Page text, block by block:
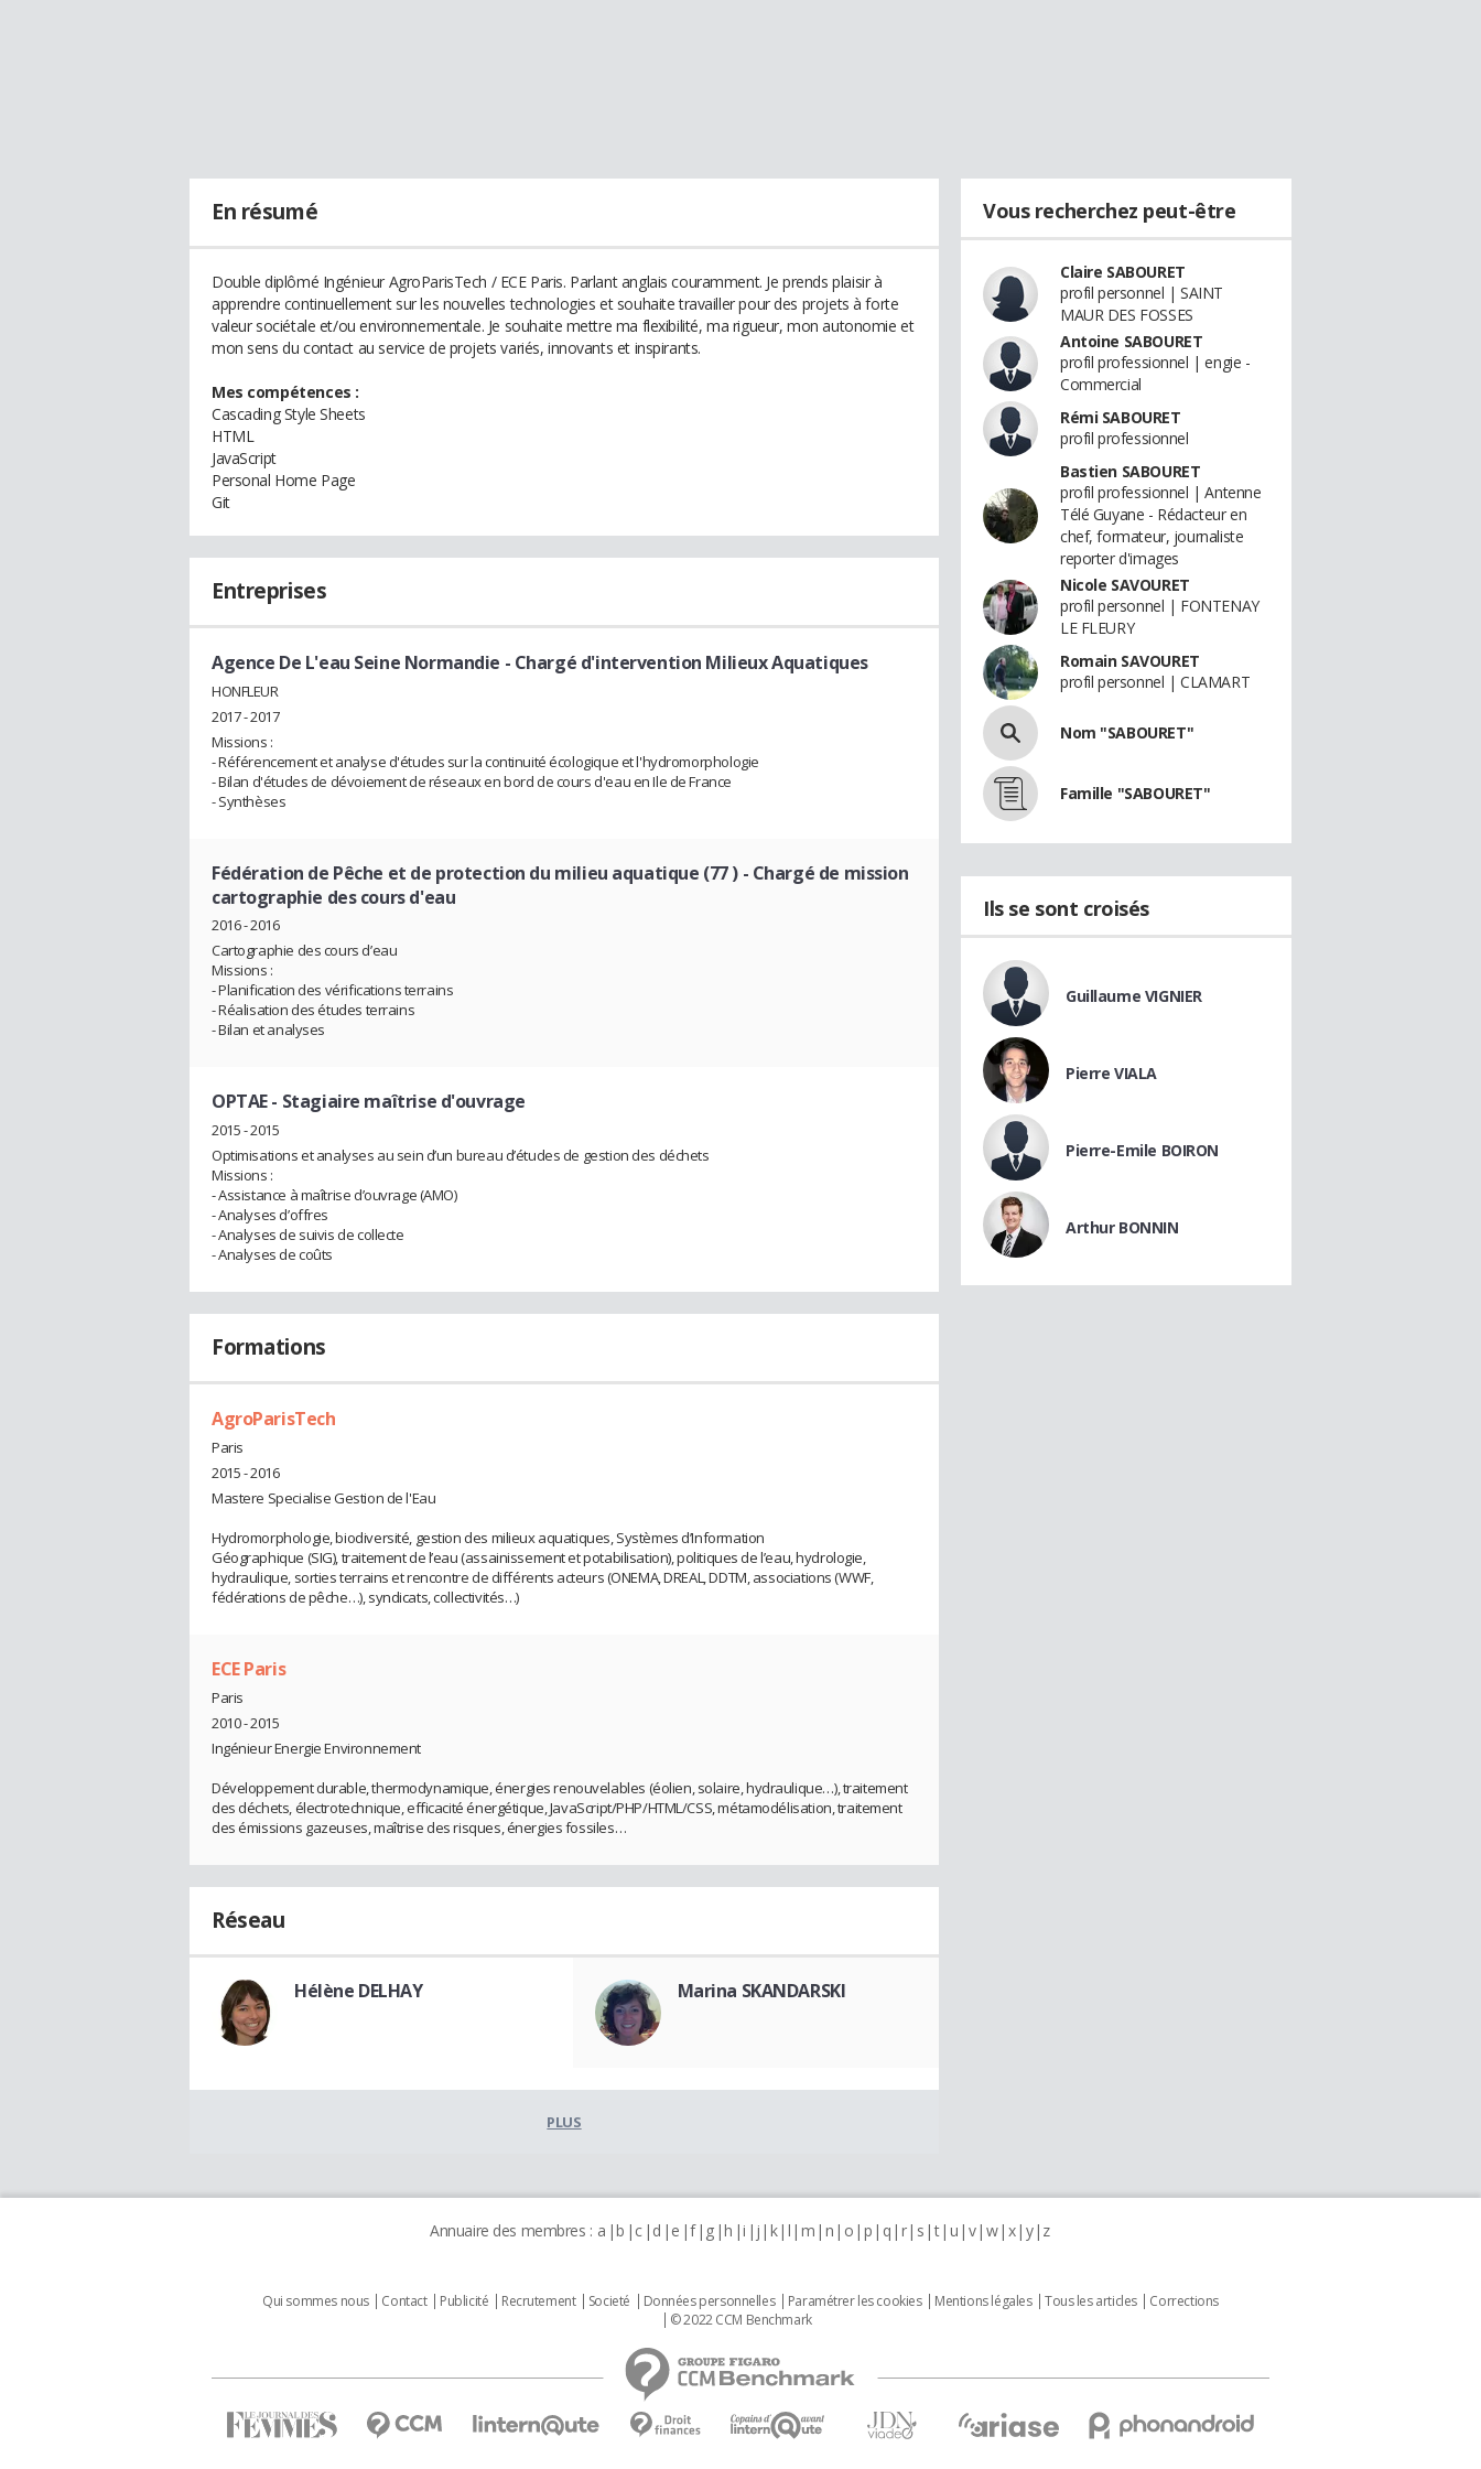
En résumé
Double diplômé Ingénieur AgroParisTech / ECE Paris. Parlant anglais couramment. Je prends plaisir à
apprendre continuellement sur les nouvelles technologies et souhaite travailler pour des projets à forte
valeur sociétale et/ou environnementale. Je souhaite mettre ma flexibilité, ma rigueur, mon autonomie et
mon sens du contact au service de projets variés, innovants et inspirants.
Mes compétences :
Cascading Style Sheets
HTML
JavaScript
Personal Home Page
Git
Entreprises
Agence De L'eau Seine Normandie - Chargé d'intervention Milieux Aquatiques
HONFLEUR
2017 - 2017
Missions :
- Référencement et analyse d'études sur la continuité écologique et l'hydromorphologie
- Bilan d'études de dévoiement de réseaux en bord de cours d'eau en Ile de France
- Synthèses
Fédération de Pêche et de protection du milieu aquatique (77 )- Chargé de mission
cartographie des cours d'eau
2016 - 2016
Cartographie des cours d’eau
Missions :
- Planification des vérifications terrains
- Réalisation des études terrains
- Bilan et analyses
OPTAE- Stagiaire maîtrise d'ouvrage
2015 - 2015
Optimisations et analyses au sein d’un bureau d’études de gestion des déchets
Missions :
- Assistance à maîtrise d’ouvrage (AMO)
- Analyses d’offres
- Analyses de suivis de collecte
- Analyses de coûts
Formations
AgroParisTech
Paris
2015 - 2016
Mastere Specialise Gestion de l'Eau
Hydromorphologie, biodiversité, gestion des milieux aquatiques, Systèmes d’Information
Géographique (SIG), traitement de l’eau (assainissement et potabilisation), politiques de l’eau, hydrologie,
hydraulique, sorties terrains et rencontre de différents acteurs (ONEMA, DREAL, DDTM, associations (WWF,
fédérations de pêche…), syndicats, collectivités…)
ECE Paris
Paris
2010 - 2015
Ingénieur Energie Environnement
Développement durable, thermodynamique, énergies renouvelables (éolien, solaire, hydraulique…), traitement
des déchets, électrotechnique, efficacité énergétique, JavaScript/PHP/HTML/CSS, métamodélisation, traitement
des émissions gazeuses, maîtrise des risques, énergies fossiles…
Réseau
Hélène DELHAY Marina SKANDARSKI
PLUS
Vous recherchez peut-être
Claire SABOURET
profil personnel | SAINT
MAUR DES FOSSES
Antoine SABOURET
profil professionnel | engie -
Commercial
Rémi SABOURET
profil professionnel
Bastien SABOURET
profil professionnel | Antenne
Télé Guyane - Rédacteur en
chef, formateur, journaliste
reporter d'images
Nicole SAVOURET
profil personnel | FONTENAY
LE FLEURY
Romain SAVOURET
profil personnel | CLAMART
Nom "SABOURET"
Famille "SABOURET"
Ils se sont croisés
Guillaume VIGNIER
Pierre VIALA
Pierre-Emile BOIRON
Arthur BONNIN
Annuaire des membres : a b c d e f g h i j k l m n o p q r s t u v w x y z
Qui sommes nous Contact Publicité Recrutement Societé Données personnelles Paramétrer les cookies Mentions légales Tous les articles
Corrections
© 2022 CCM Benchmark